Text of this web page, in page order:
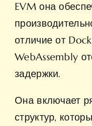
EVM она
отличие от
WebAssembly
задержки.
Она включает
структур,